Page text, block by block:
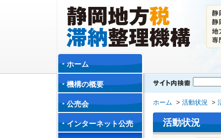
ホーム
機構の概要
公売会
インターネット公売
ホーム > 活動状況 >
活動状況